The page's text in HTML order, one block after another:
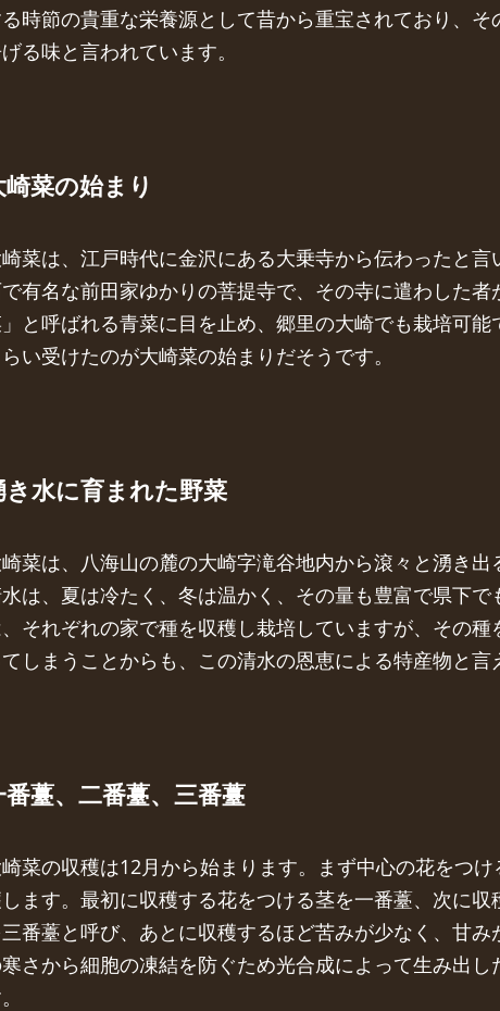
時節の貴重な栄養源として昔から重宝されており、
る味と言われています。
崎菜の始まり
菜は、江戸時代に金沢にある大乗寺から伝わったと
有名な前田家ゆかりの菩提寺で、その寺に遣わした
と呼ばれる青菜に目を止め、郷里の大崎でも栽培可能
らい受けたのが大崎菜の始まりだそうです。
き水に育まれた野菜
菜は、八海山の麓の大崎字滝谷地内から滾々と湧き
は、夏は冷たく、冬は温かく、その量も豊富で県下
それぞれの家で種を収穫し栽培していますが、その
しまうことからも、この清水の恩恵による特産物と言
番薹、二番薹、三番薹
菜の収穫は12月から始まります。まず中心の花をつ
ます。最初に収穫する花をつける茎を一番薹、次に
番薹と呼び、あとに収穫するほど苦みが少なく、甘
さから細胞の凍結を防ぐため光合成によって生み出